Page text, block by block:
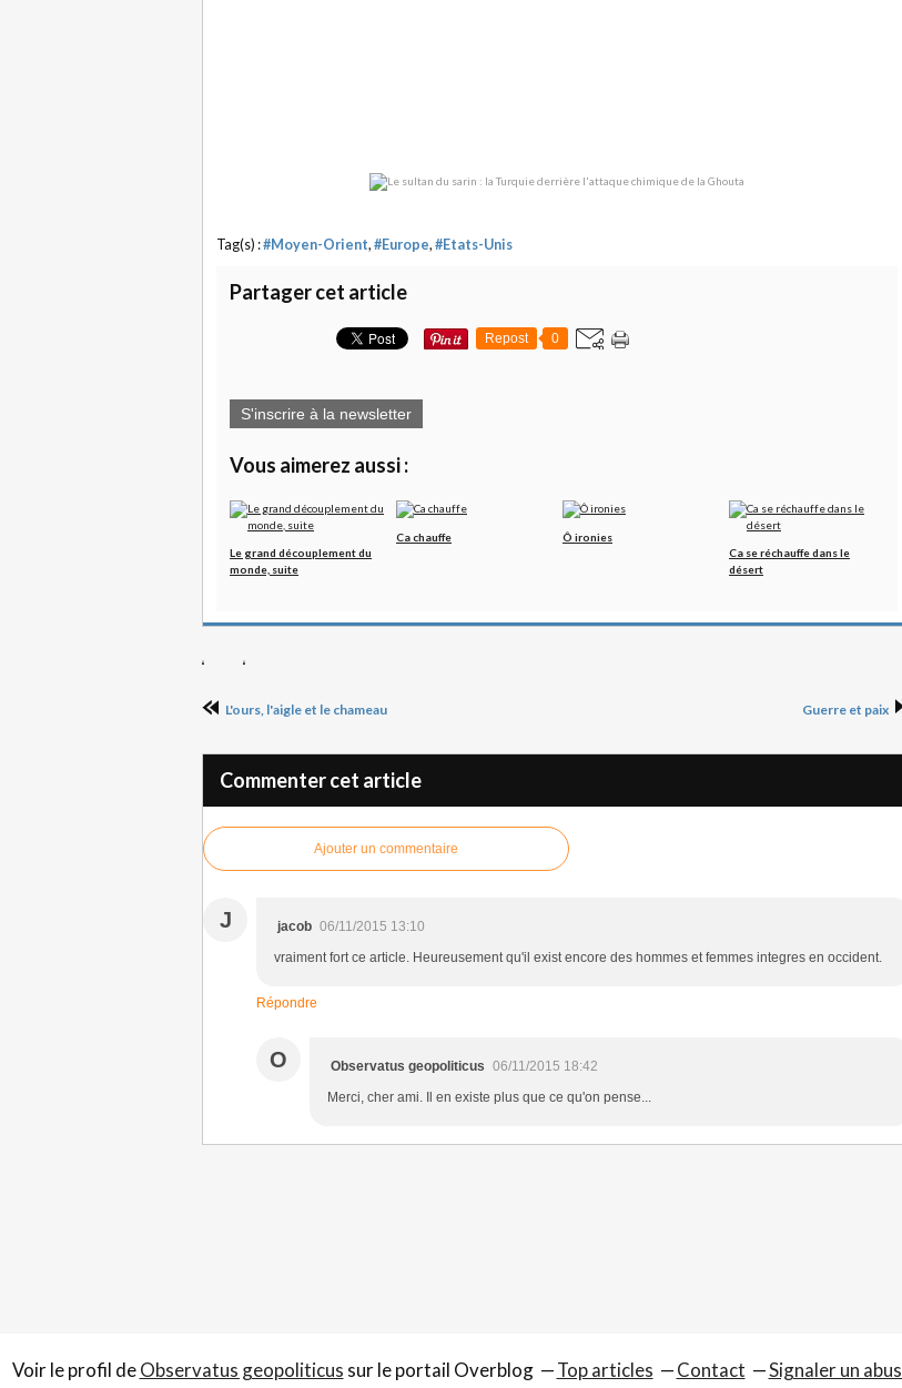
Tag(s) :#Moyen-Orient, #Europe, #Etats-Unis
Partager cet article
Repost 0
S'inscrire à la newsletter
Vous aimerez aussi :
Le grand découplement du
monde, suite
Ca chauffe
Ô ironies
Ca se réchauffe dans le
désert
L'ours, l'aigle et le chameau Guerre et paix
Commenter cet article
Ajouter un commentaire
J jacob 06/11/2015 13:10
vraiment fort ce article. Heureusement qu'il exist encore des hommes et femmes integres en occident.
Répondre
O Observatus geopoliticus 06/11/2015 18:42
Merci, cher ami. Il en existe plus que ce qu'on pense...
Voir le profil deObservatus geopoliticus sur le portail Overblog Top articles Contact Signaler un abus